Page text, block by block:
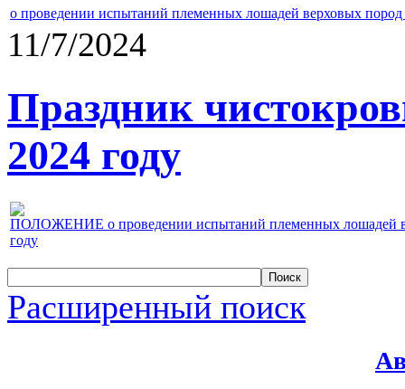
о проведении испытаний племенных лошадей верховых
11/7/2024
Праздник
2024 году
ПОЛОЖЕНИЕ о проведении испытаний племенных лошадей
году
Расширенный поиск